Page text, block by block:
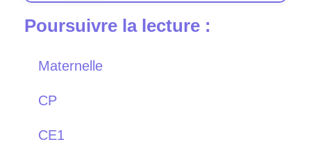
Poursuivre la lecture :
Maternelle
CP
CE1